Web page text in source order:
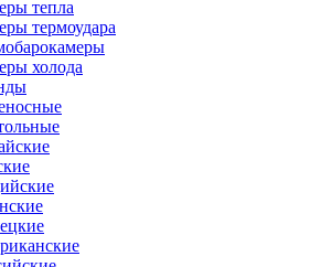
тепла
термоудара
холода